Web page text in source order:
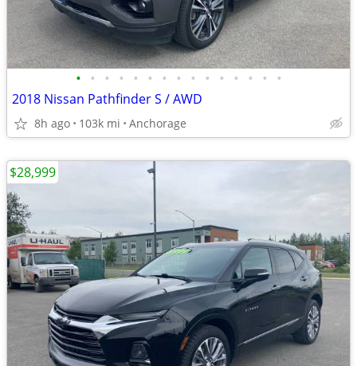
• • • • • • • • • • • • • • •
2018 Nissan Pathfinder S / AWD
8h ago 103k mi Anchorage
$28,999